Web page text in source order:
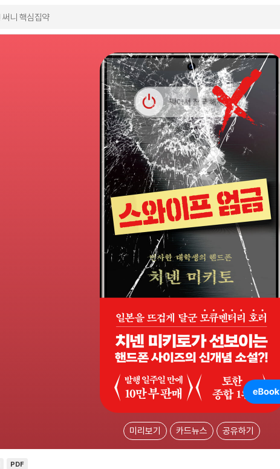
미리보기 카드뉴스 공유하기
PDF